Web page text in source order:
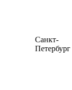
Санкт-
Петербург